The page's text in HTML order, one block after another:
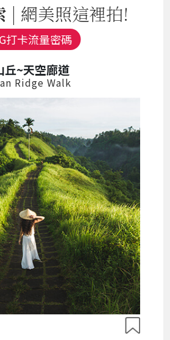
| 網美照這裡拍!
打卡流量密碼
丘~天空廊道
Ridge Walk